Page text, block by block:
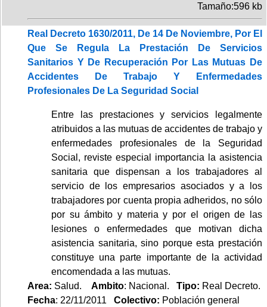
Tamaño:596 kb
Real Decreto 1630/2011, De 14 De Noviembre, Por El
Que Se Regula La Prestación De Servicios
Sanitarios Y De Recuperación Por Las Mutuas De
Accidentes De Trabajo Y Enfermedades
Profesionales De La Seguridad Social
Entre las prestaciones y servicios legalmente
atribuidos a las mutuas de accidentes de trabajo y
enfermedades profesionales de la Seguridad
Social, reviste especial importancia la asistencia
sanitaria que dispensan a los trabajadores al
servicio de los empresarios asociados y a los
trabajadores por cuenta propia adheridos, no sólo
por su ámbito y materia y por el origen de las
lesiones o enfermedades que motivan dicha
asistencia sanitaria, sino porque esta prestación
constituye una parte importante de la actividad
encomendada a las mutuas.
Area: Salud. Ambito: Nacional. Tipo: Real Decreto.
Fecha: 22/11/2011 Colectivo: Población general